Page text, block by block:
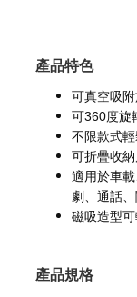
產品特色
可真空吸
可360度旋
不限款式
可折疊收
適用於車
劇、通話
磁吸造型
產品規格